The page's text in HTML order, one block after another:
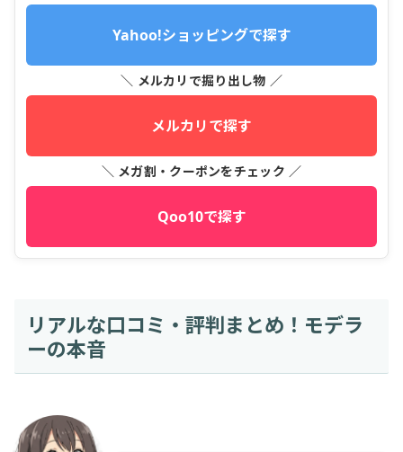
Yahoo!ショッピングで探す
＼ メルカリで掘り出し物 ／
メルカリで探す
＼ メガ割・クーポンをチェック ／
Qoo10で探す
リアルな口コミ・評判まとめ！モデラ
ーの本音